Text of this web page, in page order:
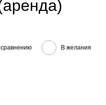
сравнению В желания